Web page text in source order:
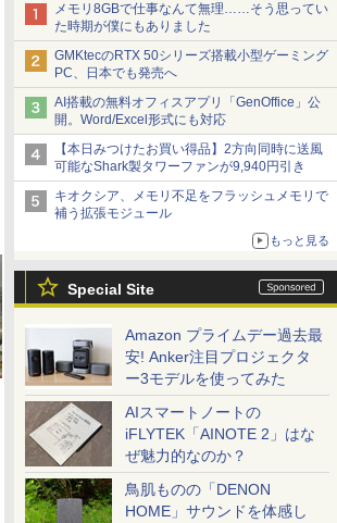
メモリ8GBで仕事なんて無理……そう思ってい
た時期が僕にもありました
GMKtecのRTX 50シリーズ搭載小型ゲーミング
PC、日本でも発売へ
AI搭載の無料オフィスアプリ「GenOffice」公
開。Word/Excel形式にも対応
【本日みつけたお買い得品】2方向同時に送風
可能なShark製タワーファンが9,940円引き
キオクシア、メモリ不足をフラッシュメモリで
補う拡張モジュール
もっと見る
Special Site
Amazon プライムデー過去最
安! Anker注目プロジェクタ
ー3モデルを使ってみた
AIスマートノートの
iFLYTEK「AINOTE 2」はな
ぜ魅力的なのか？
鳥肌ものの「DENON
HOME」サウンドを体感し